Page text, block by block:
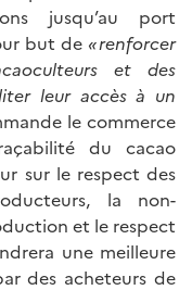
jusqu’au port
but de « renforcer
et des
leur accès à un
le commerce
du cacao
sur le respect des
la non-
et le respect
une meilleure
des acheteurs de